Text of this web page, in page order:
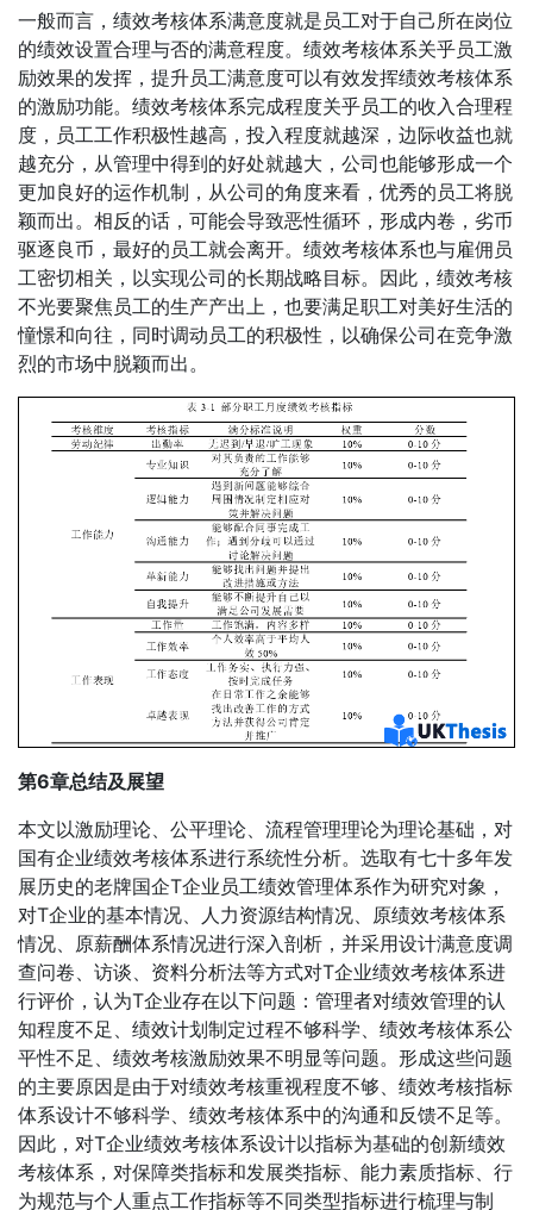
一般而言，绩效考核体系满意度就是员工对于自己所在岗位
的绩效设置合理与否的满意程度。绩效考核体系关乎员工激
励效果的发挥，提升员工满意度可以有效发挥绩效考核体系
的激励功能。绩效考核体系完成程度关乎员工的收入合理程
度，员工工作积极性越高，投入程度就越深，边际收益也就
越充分，从管理中得到的好处就越大，公司也能够形成一个
更加良好的运作机制，从公司的角度来看，优秀的员工将脱
颖而出。相反的话，可能会导致恶性循环，形成内卷，劣币
驱逐良币，最好的员工就会离开。绩效考核体系也与雇佣员
工密切相关，以实现公司的长期战略目标。因此，绩效考核
不光要聚焦员工的生产产出上，也要满足职工对美好生活的
憧憬和向往，同时调动员工的积极性，以确保公司在竞争激
烈的市场中脱颖而出。
第6章总结及展望
本文以激励理论、公平理论、流程管理理论为理论基础，对
国有企业绩效考核体系进行系统性分析。选取有七十多年发
展历史的老牌国企T企业员工绩效管理体系作为研究对象，
对T企业的基本情况、人力资源结构情况、原绩效考核体系
情况、原薪酬体系情况进行深入剖析，并采用设计满意度调
查问卷、访谈、资料分析法等方式对T企业绩效考核体系进
行评价，认为T企业存在以下问题：管理者对绩效管理的认
知程度不足、绩效计划制定过程不够科学、绩效考核体系公
平性不足、绩效考核激励效果不明显等问题。形成这些问题
的主要原因是由于对绩效考核重视程度不够、绩效考核指标
体系设计不够科学、绩效考核体系中的沟通和反馈不足等。
因此，对T企业绩效考核体系设计以指标为基础的创新绩效
考核体系，对保障类指标和发展类指标、能力素质指标、行
为规范与个人重点工作指标等不同类型指标进行梳理与制